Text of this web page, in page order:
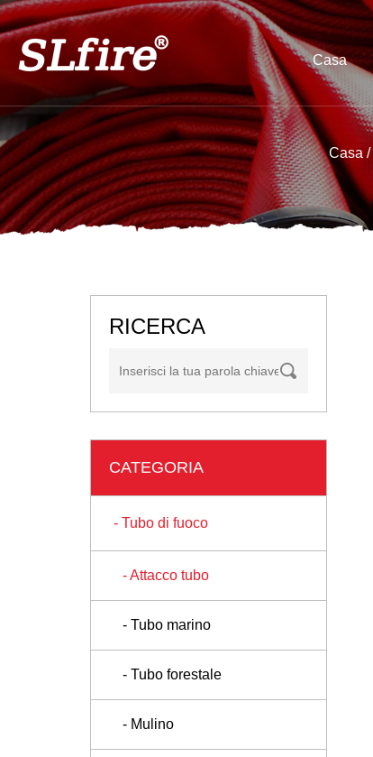
Casa
Casa /
RICERCA
CATEGORIA
- Tubo di fuoco
- Attacco tubo
- Tubo marino
- Tubo forestale
- Mulino